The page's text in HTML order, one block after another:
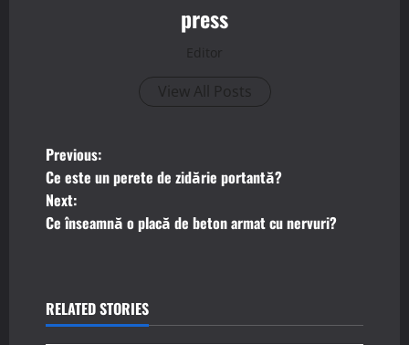
press
Editor
View All Posts
P
o
s
n
Previous:
Ce este un perete de zidărie portantă?
Next:
Ce înseamnă o placă de beton armat cu nervuri?
RELATED STORIES